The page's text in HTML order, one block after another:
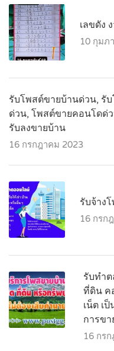
เลขดัง
10 กุมภ
รับโพสต์ขายบ้านด่วน, รั
ด่วน, โพสต์ขายคอนโดด่
รับลงขายบ้าน
16 กรกฎาคม 2023
รับจ้าง
16 กรก
รับทำ
ที่ดิน ค
เน็ต เ
การขา
16 กร